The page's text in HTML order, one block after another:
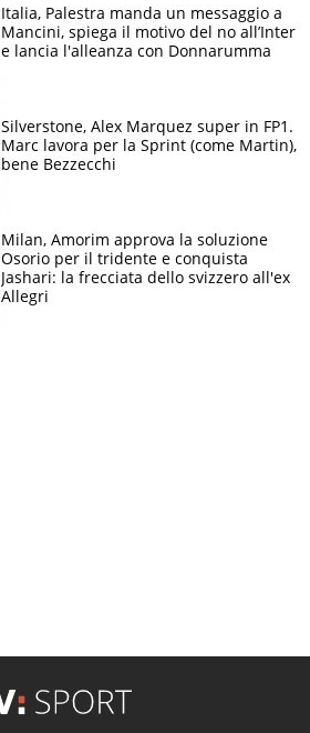
Italia, Palestra manda un messaggio a
Mancini, spiega il motivo del no all’Inter
e lancia l'alleanza con Donnarumma
Silverstone, Alex Marquez super in FP1.
Marc lavora per la Sprint (come Martin),
bene Bezzecchi
Milan, Amorim approva la soluzione
Osorio per il tridente e conquista
Jashari: la frecciata dello svizzero all'ex
Allegri